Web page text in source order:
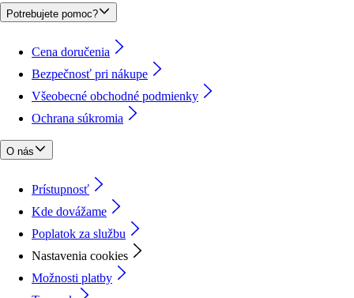
Potrebujete pomoc?
Cena doručenia
Bezpečnosť pri nákupe
Všeobecné obchodné podmienky
Ochrana súkromia
O nás
Prístupnosť
Kde dovážame
Poplatok za službu
Nastavenia cookies
Možnosti platby